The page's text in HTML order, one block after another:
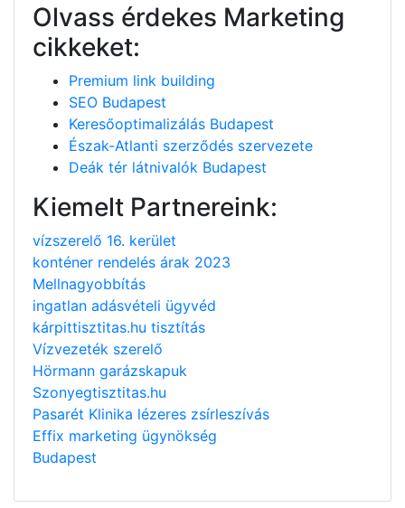
Olvass érdekes Marketing
cikkeket:
Premium link building
SEO Budapest
Keresőoptimalizálás Budapest
Észak-Atlanti szerződés szervezete
Deák tér látnivalók Budapest
Kiemelt Partnereink:
vízszerelő 16. kerület
konténer rendelés árak 2023
Mellnagyobbítás
ingatlan adásvételi ügyvéd
kárpittisztitas.hu tisztítás
Vízvezeték szerelő
Hörmann garázskapuk
Szonyegtisztitas.hu
Pasarét Klinika lézeres zsírleszívás
Effix marketing ügynökség
Budapest